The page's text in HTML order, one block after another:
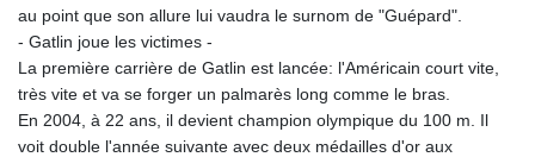
GYD 208.881351
HNL 26.762769
HRK 6.523803
HTG 130.551217
HUF 313.870984
au point que son allure lui vaudra le surnom de "Guépard".
- Gatlin joue les victimes -
La première carrière de Gatlin est lancée: l'Américain court vite,
très vite et va se forger un palmarès long comme le bras.
En 2004, à 22 ans, il devient champion olympique du 100 m. Il
voit double l'année suivante avec deux médailles d'or aux